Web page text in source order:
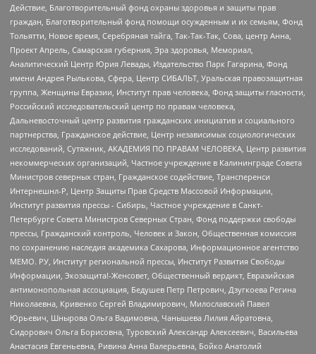
Действие, Благотворительный фонд охраны здоровья и защиты прав
граждан, Благотворительный фонд помощи осужденным и их семьям, Фонд
Тольятти, Новое время, Серебряная тайга, Так-Так-Так, Сова, центр Анна,
Проект Апрель, Самарская губерния, Эра здоровья, Мемориал,
Аналитический Центр Юрия Левады, Издательство Парк Гагарина, Фонд
имени Андрея Рылькова, Сфера, Центр СИБАЛЬТ, Уральская правозащитная
группа, Женщины Евразии, Институт прав человека, Фонд защиты гласности,
Российский исследовательский центр по правам человека,
Дальневосточный центр развития гражданских инициатив и социального
партнерства, Гражданское действие, Центр независимых социологических
исследований, Сутяжник, АКАДЕМИЯ ПО ПРАВАМ ЧЕЛОВЕКА, Центр развития
некоммерческих организаций, Частное учреждение в Калининграде Совета
Министров северных стран, Гражданское содействие, Трансперенси
Интернешнл-Р, Центр Защиты Прав Средств Массовой Информации,
Институт развития прессы - Сибирь, Частное учреждение в Санкт-
Петербурге Совета Министров Северных Стран, Фонд поддержки свободы
прессы, Гражданский контроль, Человек и Закон, Общественная комиссия
по сохранению наследия академика Сахарова, Информационное агентство
МЕМО. РУ, Институт региональной прессы, Институт Развития Свободы
Информации, Экозащита!-Женсовет, Общественный вердикт, Евразийская
антимонопольная ассоциация, Бедушев Петр Петрович, Дзугкоева Регина
Николаевна, Кривенко Сергей Владимирович, Милославский Павел
Юрьевич, Шнырова Ольга Вадимовна, Чанышева Лилия Айратовна,
Сидорович Ольга Борисовна, Туровский Александр Алексеевич, Васильева
Анастасия Евгеньевна, Ривина Анна Валерьевна, Бойко Анатолий